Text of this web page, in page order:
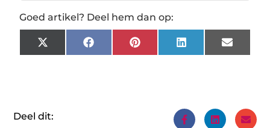
Goed artikel? Deel hem dan op:
X
(Twitter)
FacebookPinterestLinkedInEmail
Deel dit: